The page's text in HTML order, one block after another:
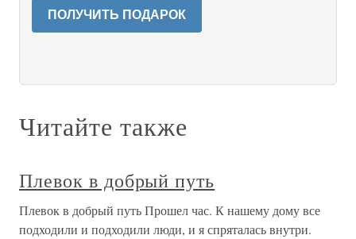
ПОЛУЧИТЬ ПОДАРОК
Читайте также
Плевок в добрый путь
Плевок в добрый путь Прошел час. К нашему дому все
подходили и подходили люди, и я спряталась внутри.